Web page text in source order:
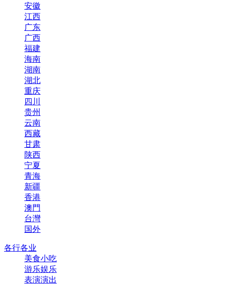
安徽
江西
广东
广西
福建
海南
湖南
湖北
重庆
四川
贵州
云南
西藏
甘肃
陕西
宁夏
青海
新疆
香港
澳門
台灣
国外
各行各业
美食小吃
游乐娱乐
表演演出